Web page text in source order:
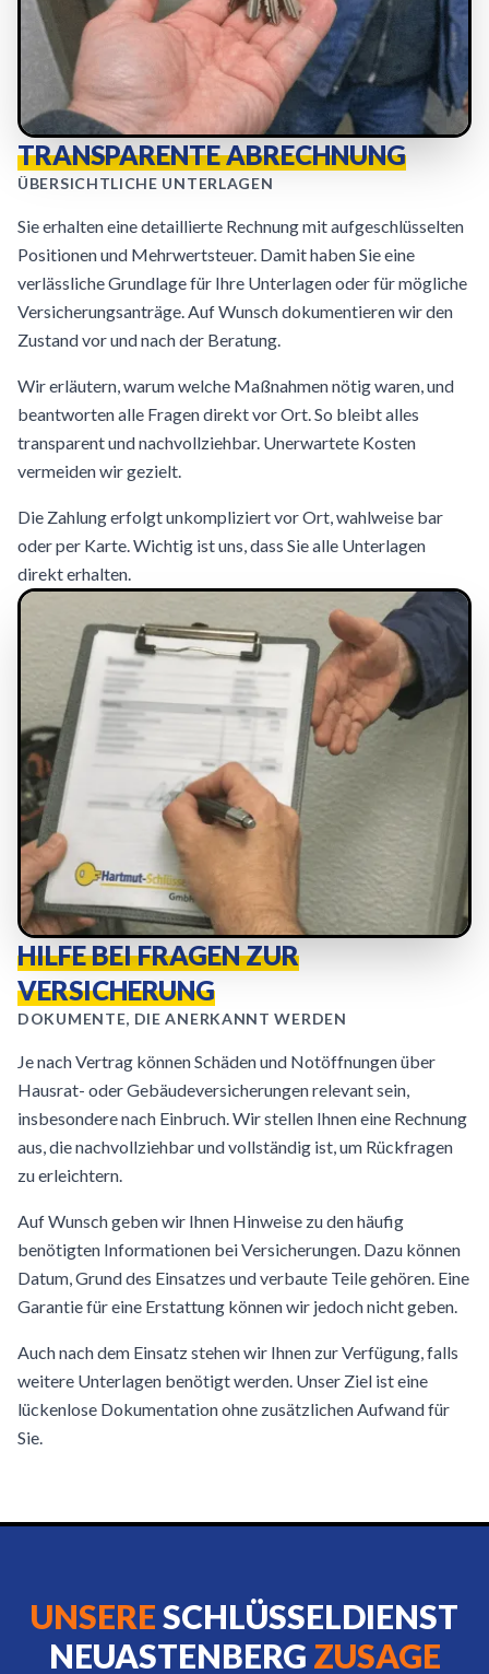
TRANSPARENTE ABRECHNUNG
ÜBERSICHTLICHE UNTERLAGEN
Sie erhalten eine detaillierte Rechnung mit aufgeschlüsselten
Positionen und Mehrwertsteuer. Damit haben Sie eine
verlässliche Grundlage für Ihre Unterlagen oder für mögliche
Versicherungsanträge. Auf Wunsch dokumentieren wir den
Zustand vor und nach der Beratung.
Wir erläutern, warum welche Maßnahmen nötig waren, und
beantworten alle Fragen direkt vor Ort. So bleibt alles
transparent und nachvollziehbar. Unerwartete Kosten
vermeiden wir gezielt.
Die Zahlung erfolgt unkompliziert vor Ort, wahlweise bar
oder per Karte. Wichtig ist uns, dass Sie alle Unterlagen
direkt erhalten.
HILFE BEI FRAGEN ZUR
VERSICHERUNG
DOKUMENTE, DIE ANERKANNT WERDEN
Je nach Vertrag können Schäden und Notöffnungen über
Hausrat- oder Gebäudeversicherungen relevant sein,
insbesondere nach Einbruch. Wir stellen Ihnen eine Rechnung
aus, die nachvollziehbar und vollständig ist, um Rückfragen
zu erleichtern.
Auf Wunsch geben wir Ihnen Hinweise zu den häufig
benötigten Informationen bei Versicherungen. Dazu können
Datum, Grund des Einsatzes und verbaute Teile gehören. Eine
Garantie für eine Erstattung können wir jedoch nicht geben.
Auch nach dem Einsatz stehen wir Ihnen zur Verfügung, falls
weitere Unterlagen benötigt werden. Unser Ziel ist eine
lückenlose Dokumentation ohne zusätzlichen Aufwand für
Sie.
UNSERESCHLÜSSELDIENST
NEUASTENBERG ZUSAGE